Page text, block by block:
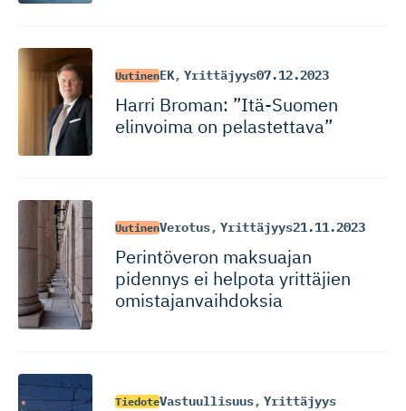
UutinenEK, Yrittäjyys07.12.2023
Harri Broman: ”Itä-Suomen
elinvoima on pelastettava”
UutinenVerotus, Yrittäjyys21.11.2023
Perintöveron maksuajan
pidennys ei helpota yrittäjien
omistajan­vaihdoksia
TiedoteVastuullisuus, Yrittäjyys